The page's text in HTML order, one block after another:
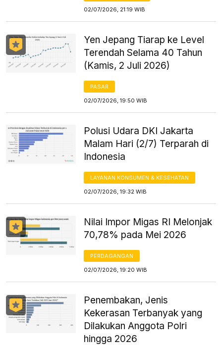
02/07/2026, 21:19 WIB
Yen Jepang Tiarap ke Level
Terendah Selama 40 Tahun
(Kamis, 2 Juli 2026)
PASAR
02/07/2026, 19:50 WIB
Polusi Udara DKI Jakarta
Malam Hari (2/7) Terparah di
Indonesia
LAYANAN KONSUMEN & KESEHATAN
02/07/2026, 19:32 WIB
Nilai Impor Migas RI Melonjak
70,78% pada Mei 2026
PERDAGANGAN
02/07/2026, 19:20 WIB
Penembakan, Jenis
Kekerasan Terbanyak yang
Dilakukan Anggota Polri
hingga 2026